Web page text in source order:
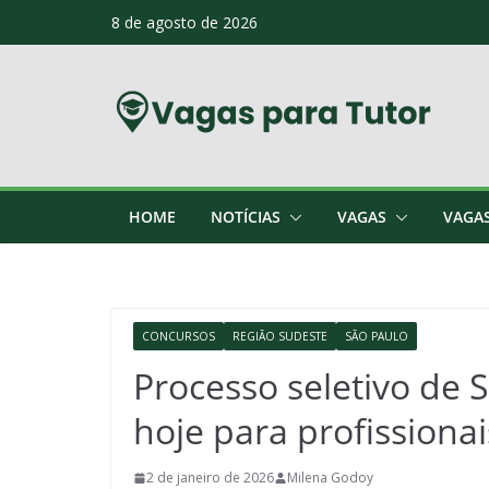
to
8 de agosto de 2026
HOME NOTÍCIAS VAGAS
CONCURSOS REGIÃO SUDESTE SÃO PAULO
Processo seletivo de
hoje para
2 de janeiro de 2026 Milena Godoy